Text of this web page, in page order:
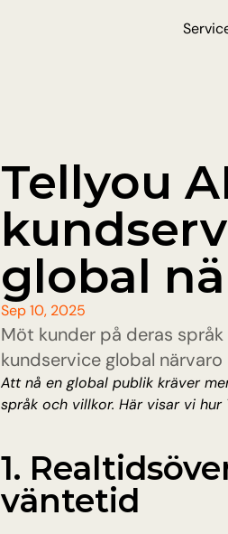
Tellyou
global
Sep 10, 2025
Möt kunder på deras
kundservice global
Att nå en global publik kräver
språk och villkor. Här visar vi
1.
väntetid